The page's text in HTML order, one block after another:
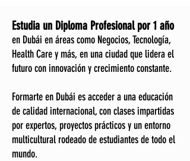
Estudia un Diploma Profesional por 1 año
en Dubái en áreas como Negocios, Tecnología,
Health Care y más, en una ciudad que lidera el
futuro con innovación y crecimiento constante.
Formarte en Dubái es acceder a una educación
de calidad internacional, con clases impartidas
por expertos, proyectos prácticos y un entorno
multicultural rodeado de estudiantes de todo el
mundo.